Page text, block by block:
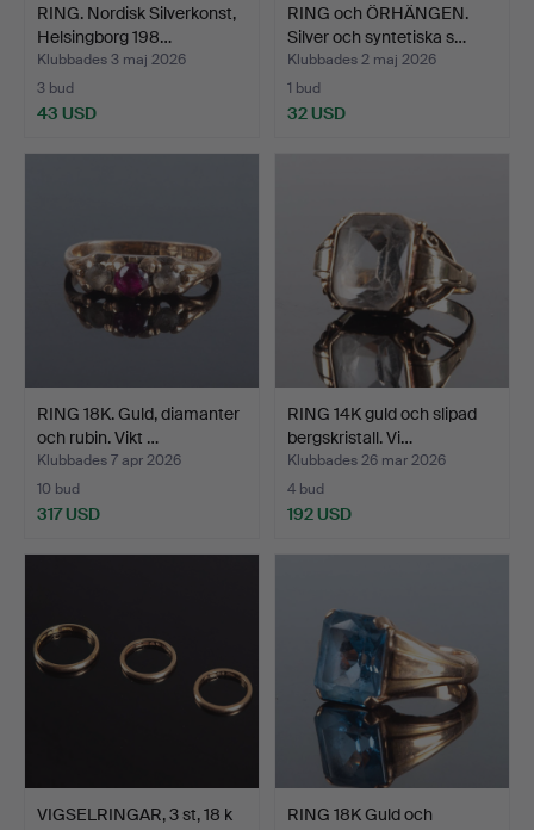
RING. Nordisk Silverkonst,
Helsingborg 198…
Klubbades 3 maj 2026
3 bud
43 USD
RING och ÖRHÄNGEN.
Silver och syntetiska s…
Klubbades 2 maj 2026
1 bud
32 USD
RING 18K. Guld, diamanter
och rubin. Vikt …
Klubbades 7 apr 2026
10 bud
317 USD
RING 14K guld och slipad
bergskristall. Vi…
Klubbades 26 mar 2026
4 bud
192 USD
VIGSELRINGAR, 3 st, 18 k
RING 18K Guld och